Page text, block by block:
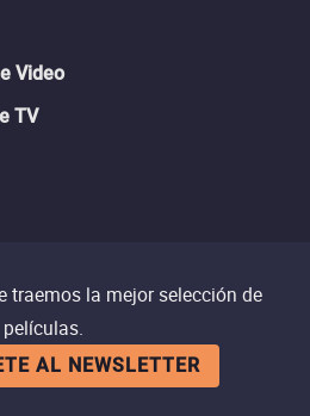
Video
TV
traemos la mejor selección de
películas.
AL NEWSLETTER